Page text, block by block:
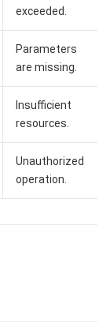
exceeded.
Parameters
are missing.
Insufficient
resources.
Unauthorized
operation.